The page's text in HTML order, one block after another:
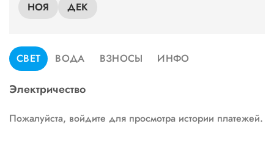
НОЯ ДЕК
СВЕТ ВОДА ВЗНОСЫ ИНФО
Электричество
Пожалуйста, войдите для просмотра истории платежей.